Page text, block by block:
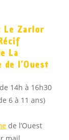
Le Zarlor
La
l’Ouest
14h à 16h30
6 à 11 ans)
de l’Ouest